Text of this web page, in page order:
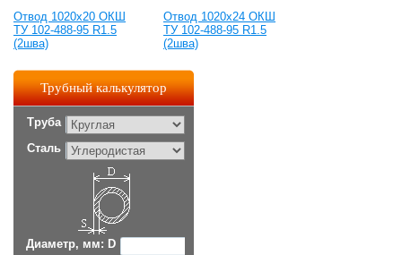
Отвод 1020х20 ОКШ
ТУ 102-488-95 R1.5
(2шва)
Отвод 1020х24 ОКШ
ТУ 102-488-95 R1.5
(2шва)
Трубный калькулятор
Труба
Сталь
Диаметр, мм: D